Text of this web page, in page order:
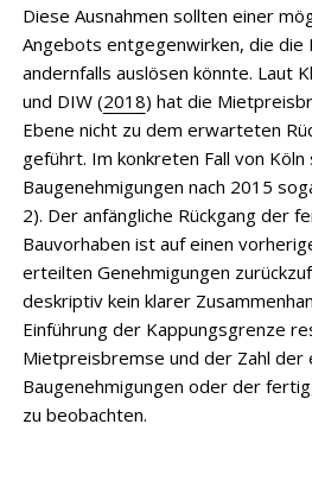
Diese Ausnahmen sollten einer
Angebots entgegenwirken, die
andernfalls auslösen könnte. Laut
und DIW (2018) hat die
Ebene nicht zu dem erwarteten
geführt. Im konkreten Fall von
Baugenehmigungen nach 2015
2). Der anfängliche Rückgang der
Bauvorhaben ist auf einen
erteilten Genehmigungen
deskriptiv kein klarer
Einführung der Kappungsgrenze
Mietpreisbremse und der Zahl der
Baugenehmigungen oder der
zu beobachten.